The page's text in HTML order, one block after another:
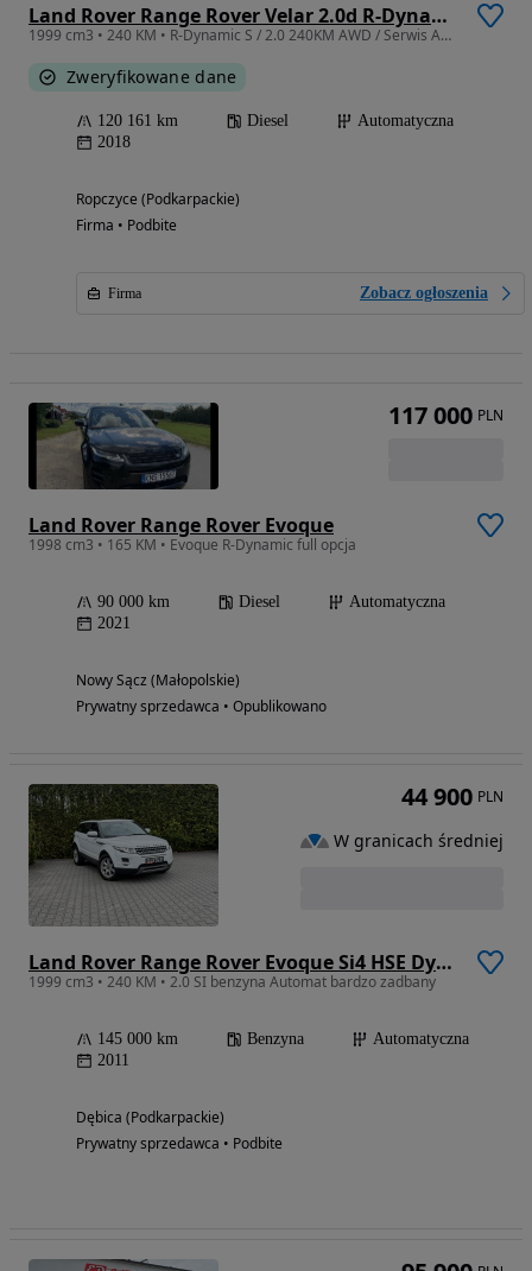
Land Rover Range Rover Velar 2.0d R-Dynamic S
1999 cm3 • 240 KM • R-Dynamic S / 2.0 240KM AWD / Serwis ASO / Panorama / Meridian / FV
Zweryfikowane dane
120 161 km Diesel
Automatyczna
2018
Ropczyce (Podkarpackie)
Firma • Podbite
Firma Zobacz ogłoszenia
Land Rover Range Rover Evoque
1998 cm3 • 165 KM • Evoque R-Dynamic full opcja
90 000 km Diesel
Automatyczna
2021
Nowy Sącz (Małopolskie)
Prywatny sprzedawca • Opublikowano
117 000 PLN
Land Rover Range Rover Evoque Si4 HSE Dynamic
1999 cm3 • 240 KM • 2.0 SI benzyna Automat bardzo zadbany
145 000 km Benzyna
Automatyczna
2011
Dębica (Podkarpackie)
Prywatny sprzedawca • Podbite
44 900 PLN
W granicach średniej